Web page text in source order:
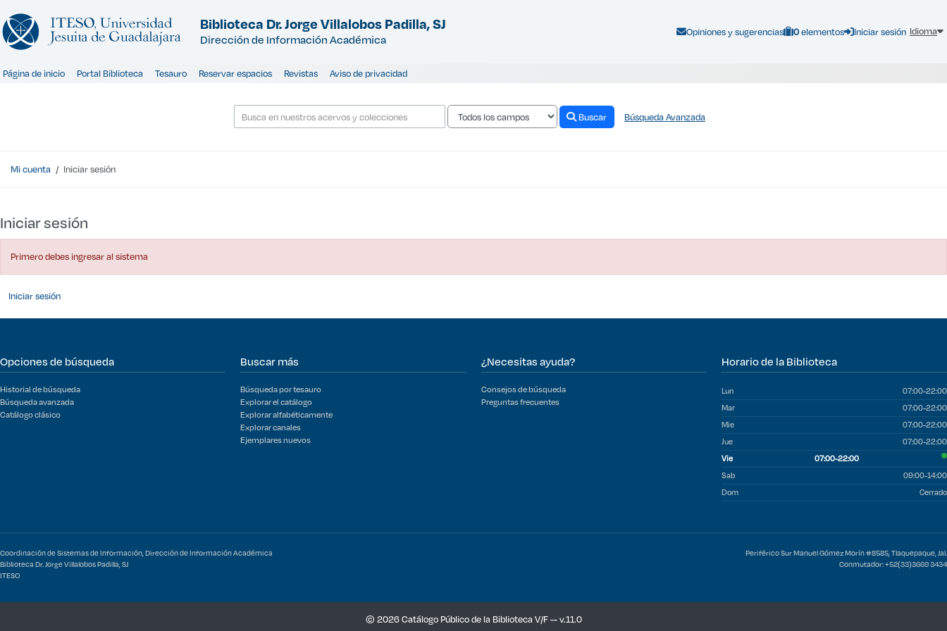
Biblioteca Dr. Jorge Villalobos Padilla, SJ
Dirección de Información Académica Opiniones y sugerencias Canasta de libros :
0elementos Iniciar sesión Idioma
Página de inicio Portal Biblioteca Tesauro Reservar espacios Revistas Aviso de privacidad
Buscar Búsqueda Avanzada
Mi cuenta Iniciar sesión
Iniciar sesión
Primero debes ingresar al sistema
Iniciar sesión
Opciones de búsqueda
Historial de búsqueda
Búsqueda avanzada
Catálogo clásico
Buscar más
Búsqueda por tesauro
Explorar el catálogo
Explorar alfabéticamente
Explorar canales
Ejemplares nuevos
¿Necesitas ayuda?
Consejos de búsqueda
Preguntas frecuentes
Horario de la Biblioteca
Lun
07:00-22:00
Mar
07:00-22:00
Mie
07:00-22:00
Jue
07:00-22:00
Vie
07:00-22:00
Sab
09:00-14:00
Dom
Cerrado
Coordinación de Sistemas de Información, Dirección de Información Académica
Biblioteca Dr. Jorge Villalobos Padilla, SJ
ITESO
Periférico Sur Manuel Gómez Morín #8585, Tlaquepaque, Jal.
Conmutador: +52(33)3669 3434
© 2026 Catálogo Público de la Biblioteca V/F -- v.11.0